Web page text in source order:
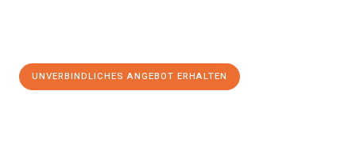
UNVERBINDLICHES ANGEBOT ERHALTEN